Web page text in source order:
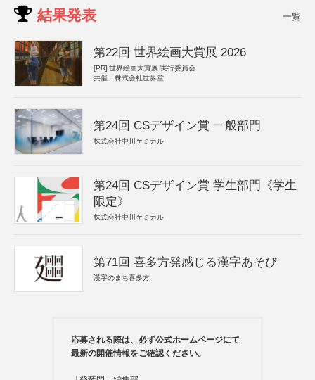
結果発表 一覧
第22回 世界絵画大賞展 2026
[PR] 世界絵画大賞展 実行委員会
共催：株式会社世界堂
第24回 CSデザイン賞 一般部門
株式会社中川ケミカル
第24回 CSデザイン賞 学生部門《学生
限定》
株式会社中川ケミカル
第71回 喜多方発感じる漢字あそび
漢字のまち喜多方
応募される際は、必ず公式ホームページにて
最新の開催情報をご確認ください。